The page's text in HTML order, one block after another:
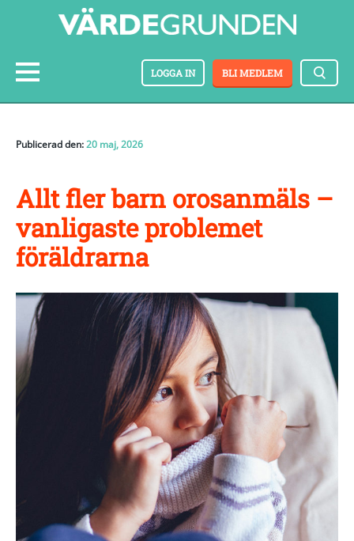
BLI MEDLEM
LOGGA IN
Publicerad den:20 maj, 2026
Allt fler barn orosanmäls –
vanligaste problemet
föräldrarna